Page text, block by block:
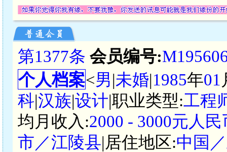
第1377条 会员编号:
个人档案<男|未婚|1985年01
科|汉族|设计|职业类型:工程
均月收入:2000 - 3000元人民
市／江陵县|居住地区:中国